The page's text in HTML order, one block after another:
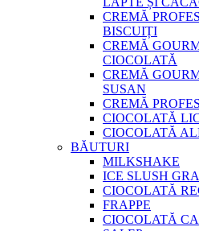
CREMĂ
BISCUIȚI
CREMĂ
CIOCOLATĂ
CREMĂ
SUSAN
CREMĂ
CIOCOLATĂ
CIOCOLATĂ
BĂUTURI
MILKSHAKE
ICE SLUSH
CIOCOLATĂ
FRAPPE
CIOCOLATĂ